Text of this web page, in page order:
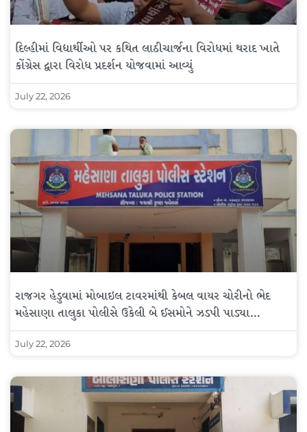
દિલ્હીમાં વિદ્યાર્થીઓ પર કથિત લાઠીચાર્જના વિરોધમાં થરાદ ખાતે
કોંગ્રેસ દ્વારા વિરોધ પ્રદર્શન યોજવામાં આવ્યું
July 22, 2026
રાજગર હેડુવામાં મોબાઇલ ટાવરમાંથી કેબલ વાયર ચોરીનો ભેદ
મહેસાણા તાલુકા પોલીસે ઉકેલી બે ઈસમોને ઝડપી પાડ્યા…
July 22, 2026